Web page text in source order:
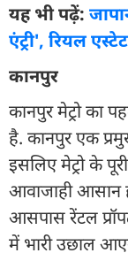
यह भी पढ़ें:
एंट्री', रियल
कानपुर
कानपुर मेट्रो का
है. कानपुर एक
इसलिए मेट्रो के
आवाजाही आसान
आसपास रेंटल
में भारी उछाल